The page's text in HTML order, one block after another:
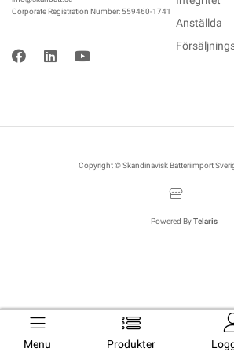
Menu Produkter
Corporate Registration Number: 559460-1741
Anställda
Copyright © Skandinavisk Batteriimport
Powered ByTelaris